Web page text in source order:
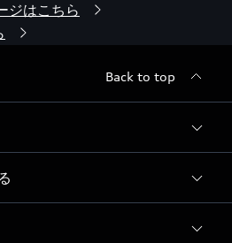
ジはこちら
Back to top